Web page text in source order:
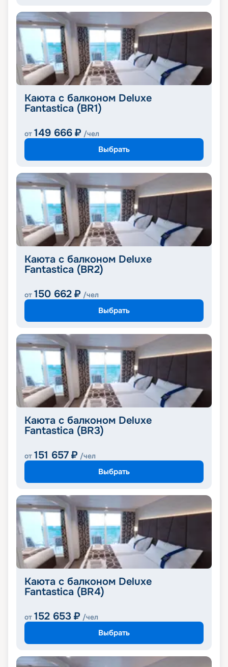
Каюта с балконом Deluxe
Fantastica (BR1)
от 149 666 ₽ /чел
Выбрать
Каюта с балконом Deluxe
Fantastica (BR2)
от 150 662 ₽ /чел
Выбрать
Каюта с балконом Deluxe
Fantastica (BR3)
от 151 657 ₽ /чел
Выбрать
Каюта с балконом Deluxe
Fantastica (BR4)
от 152 653 ₽ /чел
Выбрать